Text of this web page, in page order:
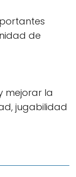
de
mejorar la
jugabilidad